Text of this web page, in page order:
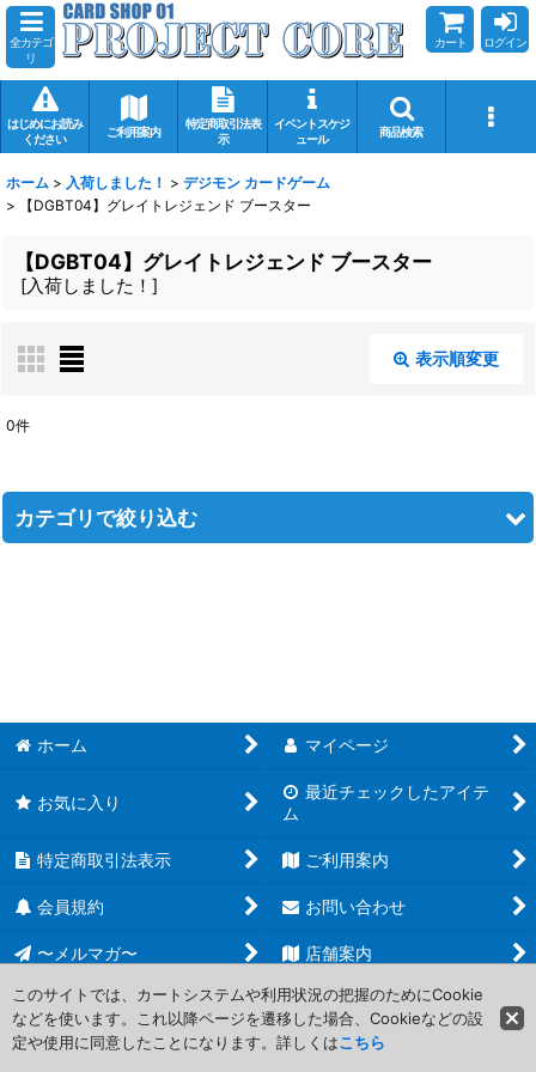
全カテゴ
リ
カート ログイン
はじめにお読み
ください
ご利用案内
特定商取引法表
示
イベントスケジ
ュール
商品検索
ホーム > 入荷しました！ > デジモン カードゲーム
>
【DGBT04】グレイトレジェンド ブースター
【DGBT04】グレイトレジェンド ブースター
[入荷しました！ ]
表示順変更
在庫あり
0件
カテゴリで絞り込む
【DGBT10】クロスエンカウンター
【DGBT08】ニューヒーロー
【DGBT07】ネクストアドベンチャー
【DGBT06】ダブルダイヤモンド
【DGBT05】バトルオブオメガ
【DGBT04】グレイトレジェンド ブースター
ホーム マイページ
お気に入り
最近チェックしたアイテ
ム
特定商取引法表示 ご利用案内
会員規約 お問い合わせ
〜メルマガ〜 店舗案内
Copyright (C) 2006-2017 PROJECT CORE Corporation. All Rights
Reserved.
このサイトでは、カートシステムや利用状況の把握のためにCookie
などを使います。これ以降ページを遷移した場合、Cookieなどの設
定や使用に同意したことになります。詳しくはこちら